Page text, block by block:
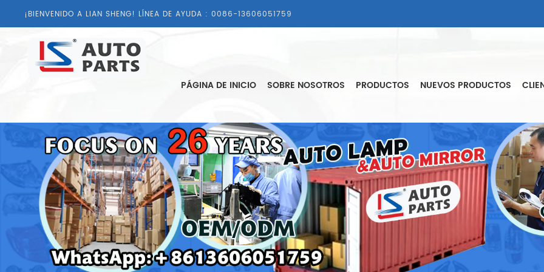
¡BIENVENIDO A LIAN SHENG! LÍNEA DE AYUDA : 0086-13606051759
PÁGINA DE INICIO SOBRE NOSOTROS PRODUCTOS NUEVOS PRODUCTOS